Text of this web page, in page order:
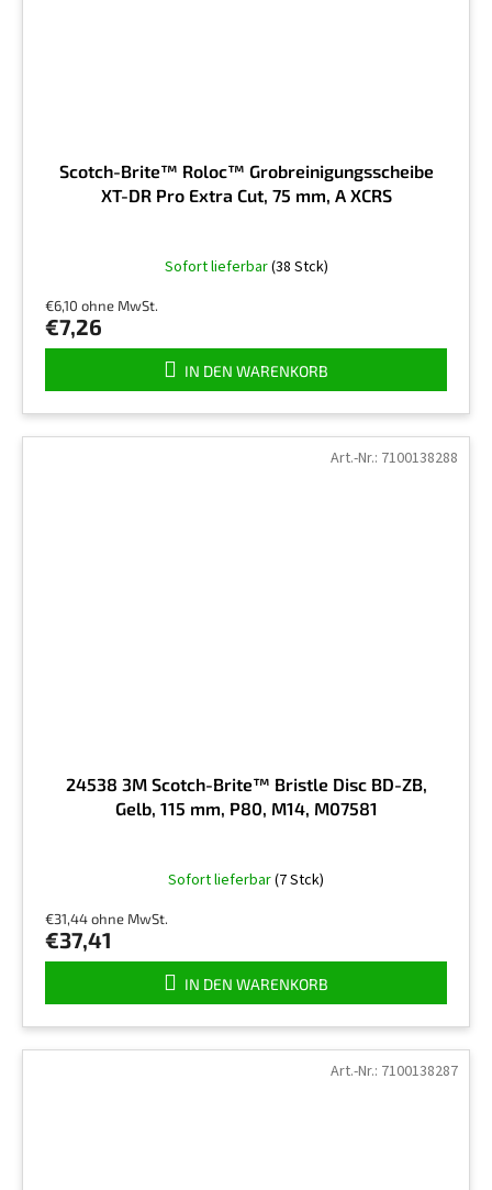
Scotch-Brite™ Roloc™ Grobreinigungsscheibe
XT-DR Pro Extra Cut, 75 mm, A XCRS
Sofort lieferbar(38 Stck)
€6,10 ohne MwSt.
€7,26
IN DEN WARENKORB
24538 3M Scotch-Brite™ Bristle Disc BD-ZB,
Gelb, 115 mm, P80, M14, M07581
Sofort lieferbar(7 Stck)
€31,44 ohne MwSt.
€37,41
IN DEN WARENKORB
Art.-Nr.: 7100138288
Art.-Nr.: 7100138287